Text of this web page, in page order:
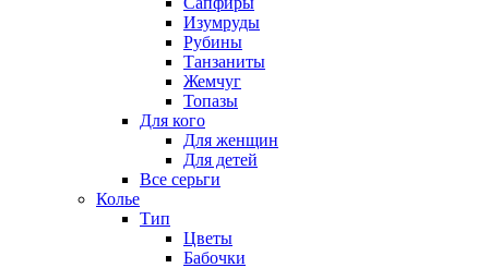
Изумруды
Рубины
Танзаниты
Жемчуг
Топазы
Для кого
Для женщин
Для детей
Все серьги
Колье
Тип
Цветы
Бабочки